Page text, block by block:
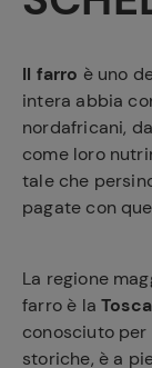
Il farro è uno
intera abbia
nordafricani,
come loro
tale che
pagate con
La regione
farro è la
conosciuto
storiche, è a